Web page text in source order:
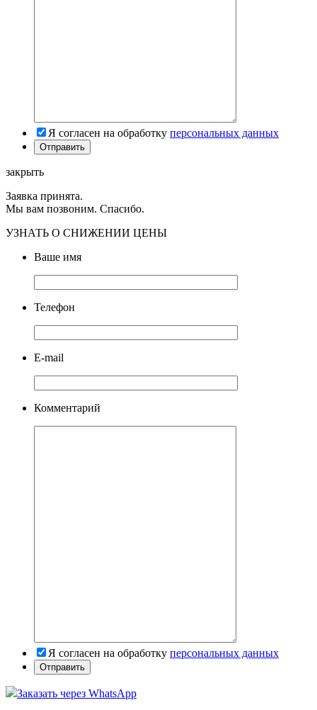
Я согласен на обработку персональных данных
закрыть
Заявка принята.
Мы вам позвоним. Спасибо.
УЗНАТЬ О СНИЖЕНИИ ЦЕНЫ
Ваше имя
Телефон
E-mail
Комментарий
Я согласен на обработку персональных данных
Заказать через WhatsApp